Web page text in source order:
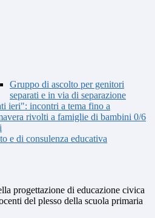
Gruppo di ascolto per genitori
separati e in via di separazione
ieri": incontri a tema fino a
rivolti a famiglie di bambini 0/6
e di consulenza educativa
progettazione di educazione civica
del plesso della scuola primaria